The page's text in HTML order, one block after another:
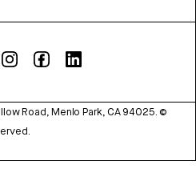
Road, Menlo Park, CA 94025. ©